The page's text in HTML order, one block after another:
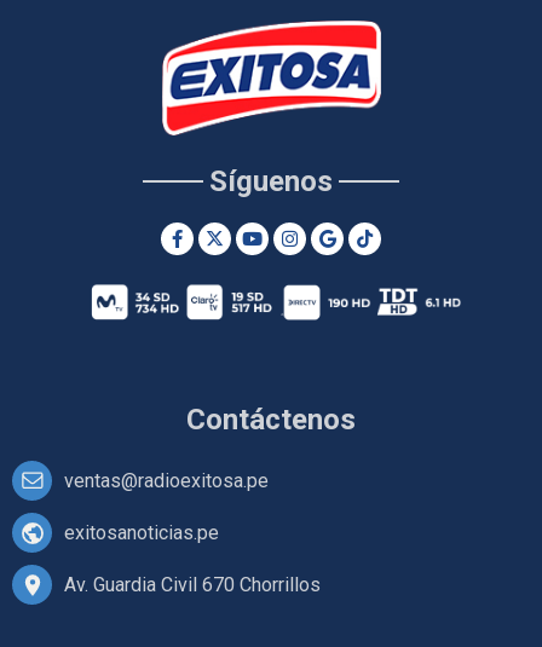
Contáctenos
ventas@radioexitosa.pe
exitosanoticias.pe
Av. Guardia Civil 670 Chorrillos
Síguenos